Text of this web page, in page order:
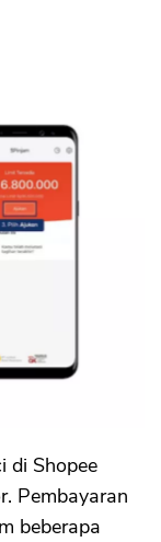
Pembayaran
beberapa